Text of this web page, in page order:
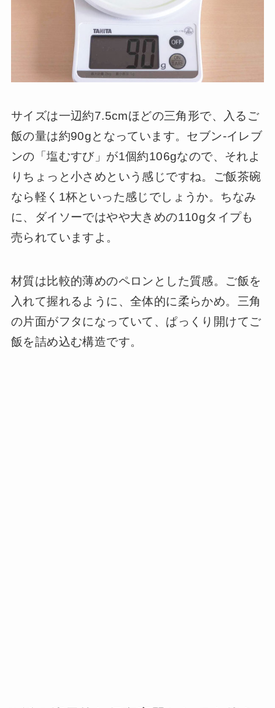
サイズは一辺約7.5cmほどの三角形で、入るご
飯の量は約90gとなっています。セブン-イレブ
ンの「塩むすび」が1個約106gなので、それよ
りちょっと小さめという感じですね。ご飯茶碗
なら軽く1杯といった感じでしょうか。ちなみ
に、ダイソーではやや大きめの110gタイプも
売られていますよ。
材質は比較的薄めのペロンとした質感。ご飯を
入れて握れるように、全体的に柔らかめ。三角
の片面がフタになっていて、ぱっくり開けてご
飯を詰め込む構造です。